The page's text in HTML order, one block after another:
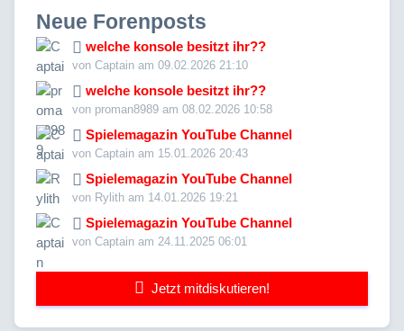
Neue Forenposts
welche konsole besitzt ihr??
von Captain am 09.02.2026 21:10
welche konsole besitzt ihr??
von proman8989 am 08.02.2026 10:58
Spielemagazin YouTube Channel
von Captain am 15.01.2026 20:43
Spielemagazin YouTube Channel
von Rylith am 14.01.2026 19:21
Spielemagazin YouTube Channel
von Captain am 24.11.2025 06:01
Jetzt mitdiskutieren!